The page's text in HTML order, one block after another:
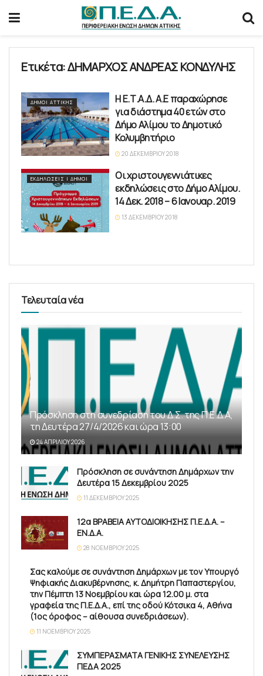
Ετικέτα:ΔΗΜΑΡΧΟΣ ΑΝΔΡΕΑΣ ΚΟΝΔΥΛΗΣ
ΔΉΜΟΙ ΑΤΤΙΚΉΣ
Η Ε.Τ.Α.Δ. Α.Ε παραχώρησε
για διάστημα 40 ετών στο
Δήμο Αλίμου το Δημοτικό
Κολυμβητήριο
20 ΔΕΚΕΜΒΡΊΟΥ 2018
ΕΚΔΗΛΏΣΕΙΣ | ΔΉΜΟΙ
Οι χριστουγεννιάτικες
εκδηλώσεις στο Δήμο Αλίμου.
14 Δεκ. 2018 – 6 Ιανουαρ. 2019
13 ΔΕΚΕΜΒΡΊΟΥ 2018
Τελευταία νέα
Πρόσκληση στη συνεδρίαση του Δ.Σ. της Π.Ε.Δ.Α,
τη Δευτέρα 27/4/2026 και ώρα 13:00
24 ΑΠΡΙΛΊΟΥ 2026
Πρόσκληση σε συνάντηση Δημάρχων την
Δευτέρα 15 Δεκεμβρίου 2025
11 ΔΕΚΕΜΒΡΊΟΥ 2025
12α ΒΡΑΒΕΙΑ ΑΥΤΟΔΙΟΙΚΗΣΗΣ Π.Ε.Δ.Α. –
ΕΝ.Δ.Α.
28 ΝΟΕΜΒΡΊΟΥ 2025
Σας καλούμε σε συνάντηση Δημάρχων με τον Υπουργό
Ψηφιακής Διακυβέρνησης, κ. Δημήτρη Παπαστεργίου,
την Πέμπτη 13 Νοεμβρίου και ώρα 12.00 μ. στα
γραφεία της Π.Ε.Δ.Α., επί της οδού Κότσικα 4, Αθήνα
(1ος όροφος – αίθουσα συνεδριάσεων).
11 ΝΟΕΜΒΡΊΟΥ 2025
ΣΥΜΠΕΡΑΣΜΑΤΑ ΓΕΝΙΚΗΣ ΣΥΝΕΛΕΥΣΗΣ
ΠΕΔΑ 2025